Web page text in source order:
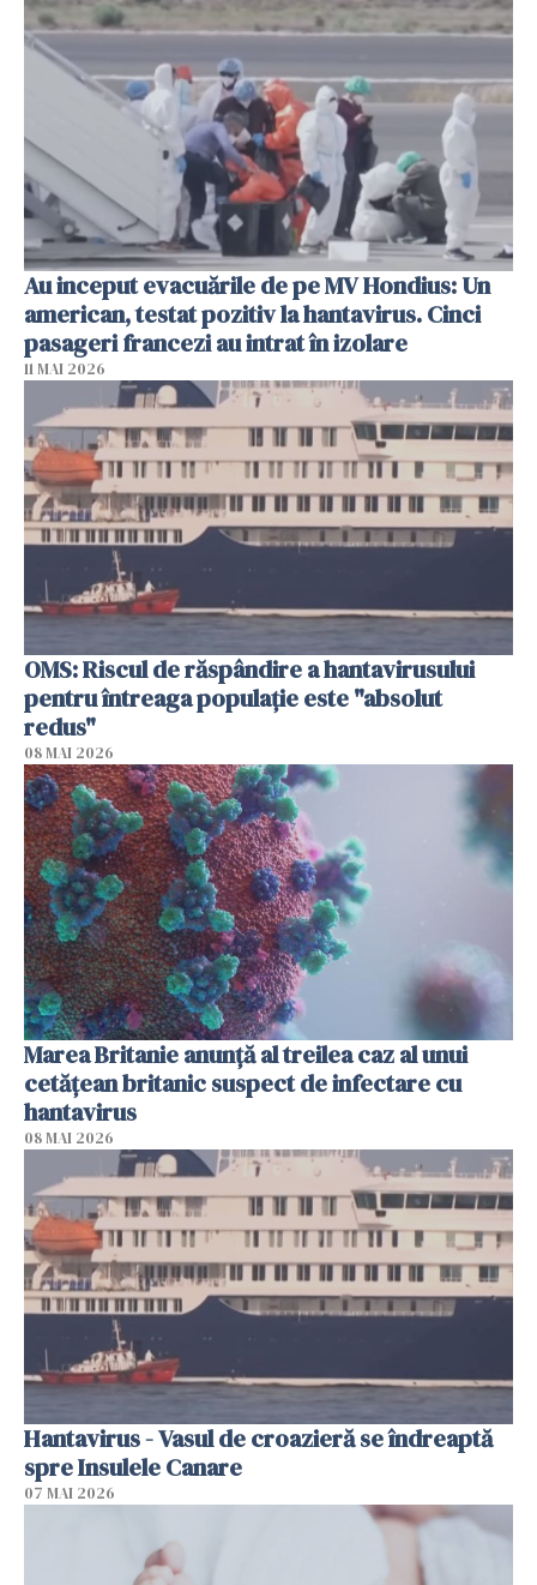
Au inceput evacuările de pe MV Hondius: Un
american, testat pozitiv la hantavirus. Cinci
pasageri francezi au intrat în izolare
11 MAI 2026
OMS: Riscul de răspândire a hantavirusului
pentru întreaga populaţie este "absolut
redus"
08 MAI 2026
Marea Britanie anunţă al treilea caz al unui
cetăţean britanic suspect de infectare cu
hantavirus
08 MAI 2026
Hantavirus - Vasul de croazieră se îndreaptă
spre Insulele Canare
07 MAI 2026